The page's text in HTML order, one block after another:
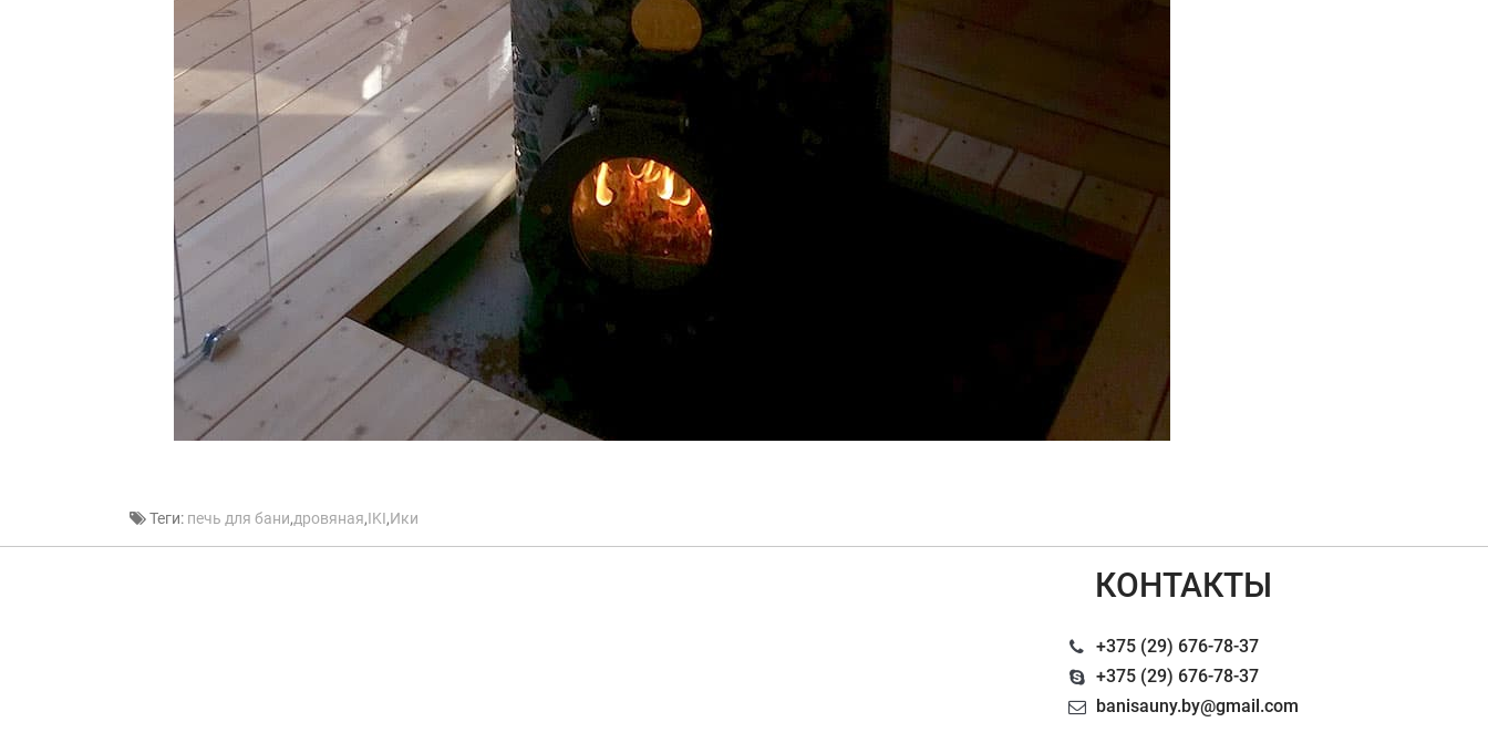
Теги: печь для бани,дровяная,IKI,Ики
КОНТАКТЫ
+375 (29) 676-78-37
+375 (29) 676-78-37
banisauny.by@gmail.com